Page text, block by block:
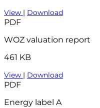
View | Download
PDF
WOZ valuation report
461 KB
View | Download
PDF
Energy label A